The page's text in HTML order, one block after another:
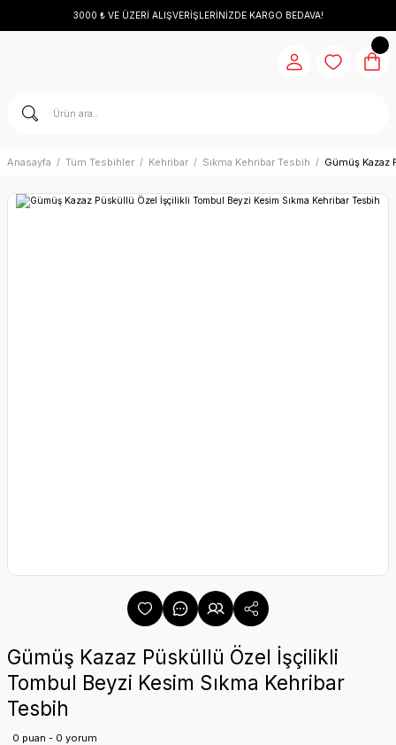
3000 ₺ VE ÜZERİ ALIŞVERİŞLERİNİZDE KARGO BEDAVA!
Anasayfa Tüm Tesbihler Kehribar Sıkma Kehribar Tesbih Gümüş Kazaz
Gümüş Kazaz Püsküllü Özel İşçilikli
Tombul Beyzi Kesim Sıkma Kehribar
Tesbih
0 puan - 0 yorum